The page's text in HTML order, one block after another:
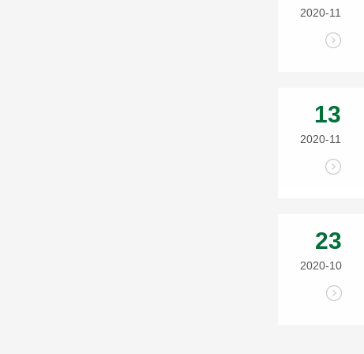
2020-11
13
2020-11
23
2020-10